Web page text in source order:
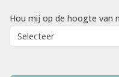
Hou mij op de hoogte van